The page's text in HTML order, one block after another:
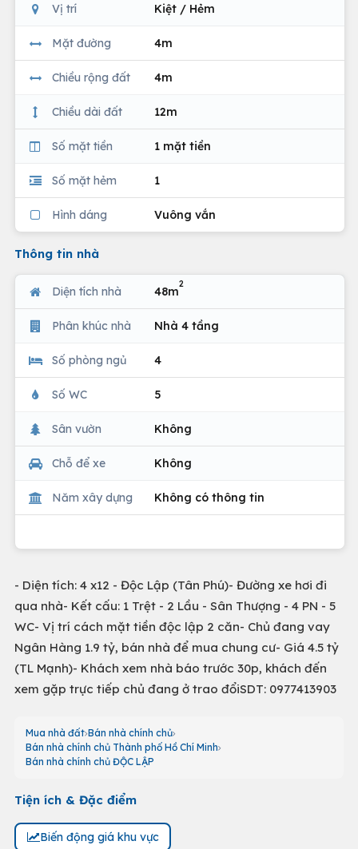
Vị trí Kiệt / Hẻm
Mặt đường 4m
Chiều rộng đất 4m
Chiều dài đất 12m
Số mặt tiền 1 mặt tiền
Số mặt hẻm 1
Hình dáng Vuông vắn
Thông tin nhà
Diện tích nhà 48m
2
Phân khúc nhà Nhà 4 tầng
Số phòng ngủ 4
Số WC 5
Sân vườn Không
Chỗ để xe Không
Năm xây dựng Không có thông tin
- Diện tích: 4 x12 - Độc Lập (Tân Phú)- Đường xe hơi đi
qua nhà- Kết cấu: 1 Trệt - 2 Lầu - Sân Thượng - 4 PN - 5
WC- Vị trí cách mặt tiền độc lập 2 căn- Chủ đang vay
Ngân Hàng 1.9 tỷ, bán nhà để mua chung cư- Giá 4.5 tỷ
(TL Mạnh)- Khách xem nhà báo trước 30p, khách đến
xem gặp trực tiếp chủ đang ở trao đổiSDT: 0977413903
Mua nhà đất Bán nhà chính chủ
Bán nhà chính chủ Thành phố Hồ Chí Minh
Bán nhà chính chủ ĐỘC LẬP
Tiện ích & Đặc điểm
Biến động giá khu vực